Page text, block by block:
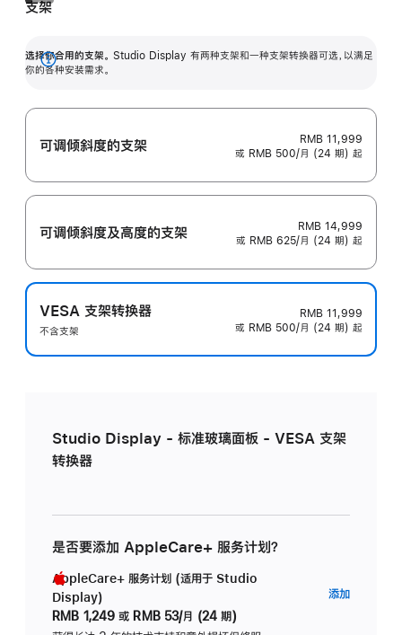
支架
选择你合用的支架。 Studio Display 有两种支架和一种支架转换器可选，以满足
你的各种安装需求。
展
可调倾斜度的支架
RMB 11,999
或 RMB 500/月 (24 期) 起
可调倾斜度及高‍度的支‍架
RMB 14,999
或 RMB 625/月 (24 期) 起
VESA 支架转换器
不含支架
RMB 11,999
或 RMB 500/月 (24 期) 起
Studio Display - 标准玻璃面板 - VESA 支架
转换器
是否要添加 AppleCare+ 服务计划？
AppleCare+ 服务计划 (适用于 Studio
Display)
RMB 1,249 或 RMB 53/月 (24 期)
添加